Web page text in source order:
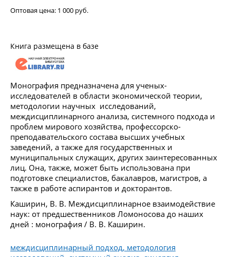
Оптовая цена: 1 000 руб.
Книга размещена в базе
Монография предназначена для ученых-
исследователей в области экономической теории,
методологии научных исследований,
междисциплинарного анализа, системного подхода и
проблем мирового хозяйства, профессорско-
преподавательского состава высших учебных
заведений, а также для государственных и
муниципальных служащих, других заинтересованных
лиц. Она, также, может быть использована при
подготовке специалистов, бакалавров, магистров, а
также в работе аспирантов и докторантов.
Каширин, В. В. Междисциплинарное взаимодействие
наук: от предшественников Ломоносова до наших
дней : монография / В. В. Каширин.
междисциплинарный подход, методология